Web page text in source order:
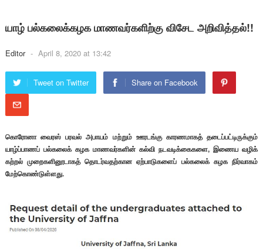
யாழ் பல்கலைக்கழக மாணவர்களிற்கு விசேட அறிவித்தல்!!
Editor - April 8, 2020 at 13:42
Tweet on Twitter Share on Facebook
கொரோனா வைரஸ் பரவல் அபாயம் மற்றும் ஊரடங்கு காரணமாகத் தடைப்பட்டிருக்கும்
யாழ்ப்பாணப் பல்கலைக் கழக மாணவர்களின் கல்வி நடவடிக்கைகளை, இணைய வழிக்
கற்றல் முறைகளினூடாகத் தொடர்வதற்கான ஏற்பாடுகளைப் பல்கலைக் கழக நிர்வாகம்
மேற்கொண்டுள்ளது.